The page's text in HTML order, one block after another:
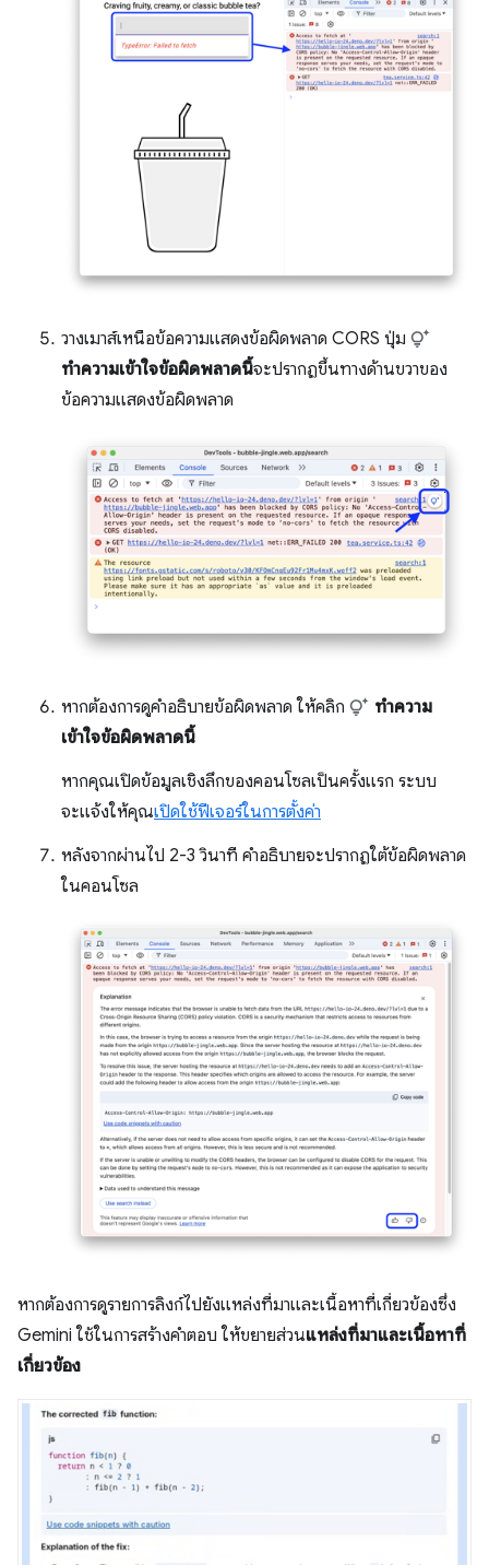
วางเมาส์เหนือข้อความแสดงข้อผิดพลาด CORS ปุ่ม
ทำความเข้าใจข้อผิดพลาดนี้จะปรากฏขึ้นทางด้านขวาของ
ข้อความแสดงข้อผิดพลาด
หากต้องการดูคำอธิบายข้อผิดพลาด ให้คลิก
ทำความ
เข้าใจข้อผิดพลาดนี้
หากคุณเปิดข้อมูลเชิงลึกของคอนโซลเป็นครั้งแรก ระบบ
จะแจ้งให้คุณเปิดใช้ฟีเจอร์ในการตั้งค่า
หลังจากผ่านไป 2-3 วินาที คำอธิบายจะปรากฏใต้ข้อผิดพลาด
ในคอนโซล
หากต้องการดูรายการลิงก์ไปยังแหล่งที่มาและเนื้อหาที่เกี่ยวข้องซึ่ง
Gemini ใช้ในการสร้างคำตอบ ให้ขยายส่วนแหล่งที่มาและเนื้อหาที่
เกี่ยวข้อง